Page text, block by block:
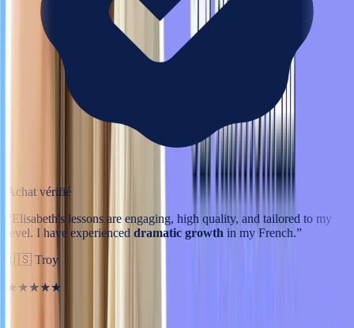
Achat vérifié
Elisabeth's lessons are engaging, high quality, and tailored to my
level. I have experienced dramatic growth in my French.”
🇺🇸 Troy
★★★★★